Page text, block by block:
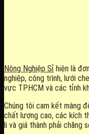
Nông Nghiệp Sỉ hiện là
nghiệp, công trình, lưới
vực TPHCM và các tỉnh
Chúng tôi cam kết màng
chất lượng cao, các kích
li và giá thành phải chăng